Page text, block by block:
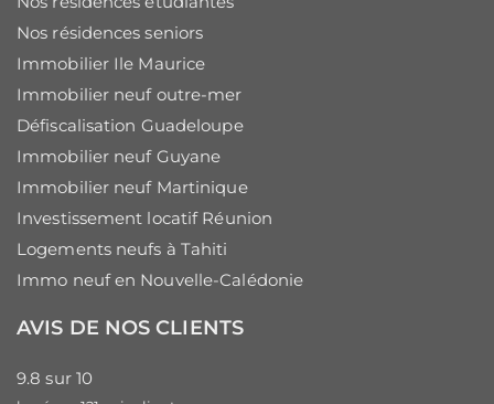
Nos résidences seniors
Immobilier Ile Maurice
Immobilier neuf outre-mer
Défiscalisation Guadeloupe
Immobilier neuf Guyane
Immobilier neuf Martinique
Investissement locatif Réunion
Logements neufs à Tahiti
Immo neuf en Nouvelle-Calédonie
AVIS DE NOS CLIENTS
9.8 sur 10